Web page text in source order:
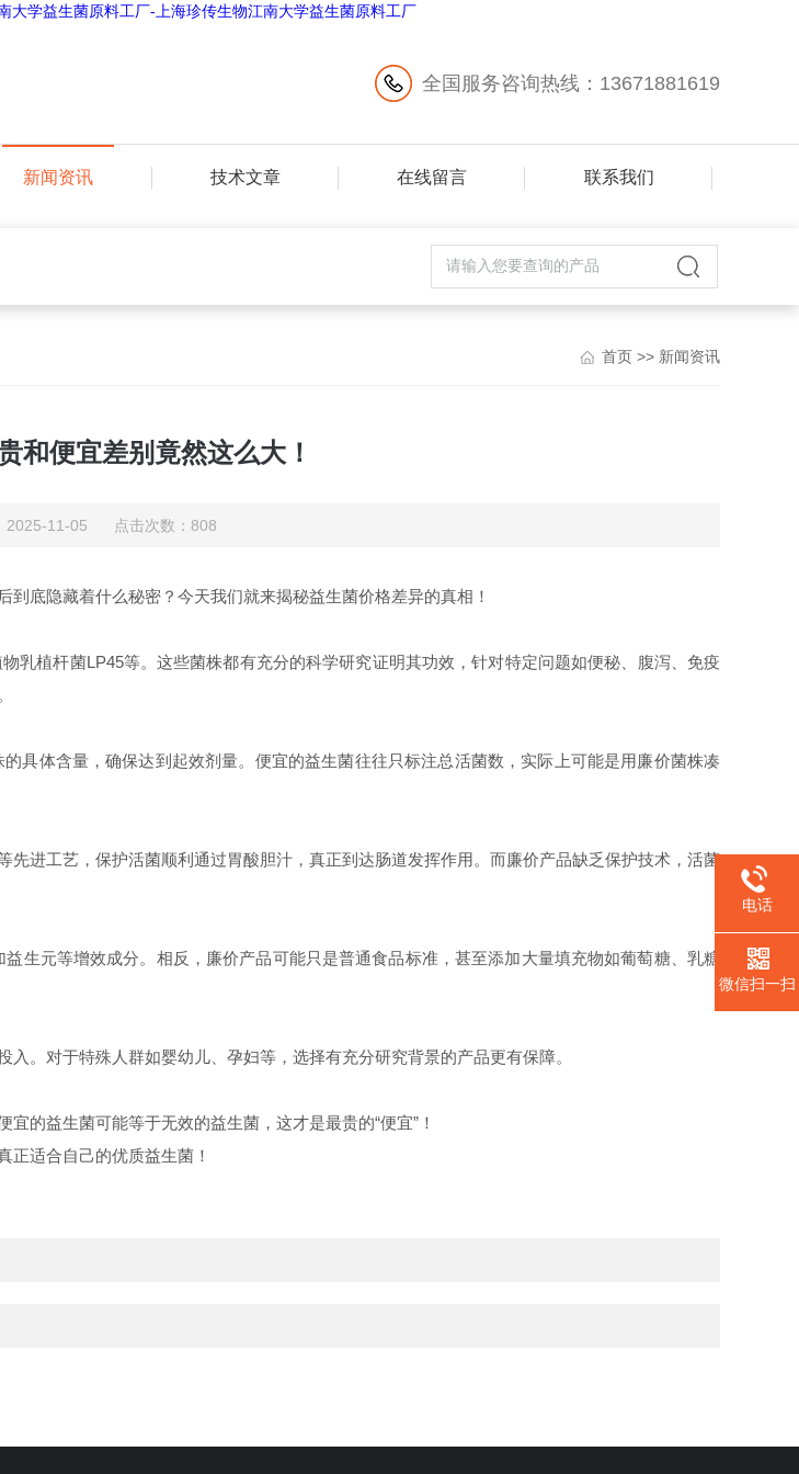
全国服务咨询热线：13671881619
新闻资讯 技术文章 在线留言 联系我们
首页 >> 新闻资讯
和便宜差别竟然这么大！
2025-11-05 点击次数：808
底隐藏着什么秘密？今天我们就来揭秘益生菌价格差异的真相！
乳植杆菌LP45等。这些菌株都有充分的科学研究证明其功效，针对特定问题如便秘、腹泻、免疫
具体含量，确保达到起效剂量。便宜的益生菌往往只标注总活菌数，实际上可能是用廉价菌株凑
进工艺，保护活菌顺利通过胃酸胆汁，真正到达肠道发挥作用。而廉价产品缺乏保护技术，活菌
生元等增效成分。相反，廉价产品可能只是普通食品标准，甚至添加大量填充物如葡萄糖、乳糖
。对于特殊人群如婴幼儿、孕妇等，选择有充分研究背景的产品更有保障。
的益生菌可能等于无效的益生菌，这才是最贵的“便宜”！
正适合自己的优质益生菌！
电话
微信扫一扫